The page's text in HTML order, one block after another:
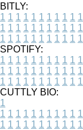
BITLY:
1 1 1 1 1 1 1 1 1 1 1
1 1 1 1 1 1 1 1 1 1 1
1 1 1 1 1 1 1 1 1 1 1
SPOTIFY:
1 1 1 1 1 1 1 1 1 1 1
1 1 1 1 1 1 1 1 1 1 1
1 1 1 1 1 1 1 1 1 1 1
CUTTLY BIO:
1
1 1 1 1 1 1 1 1 1 1 1
1 1 1 1 1 1 1 1 1 1 1